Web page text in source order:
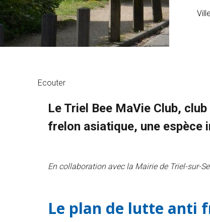
Ecouter
Le Triel Bee MaVie Club,
frelon asiatique, une
En collaboration avec la Mairie de Triel-sur-
Le plan de lutte anti